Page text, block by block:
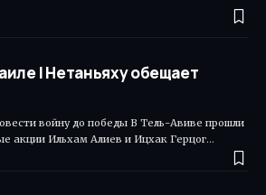
| Нетаньяху обещает
войну до победы В Тель-Авиве прошли
акции Ильхам Алиев и Ицхак Герцог…